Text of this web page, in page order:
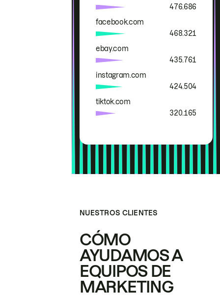
476.686
facebook.com
468.321
ebay.com
435.761
instagram.com
424.504
tiktok.com
320.165
NUESTROS CLIENTES
CÓMO
AYUDAMOS A
EQUIPOS DE
MARKETING